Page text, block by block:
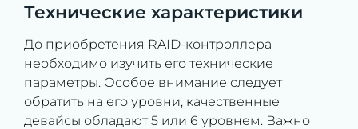
Технические характеристики
До приобретения RAID-контроллера
необходимо изучить его технические
параметры. Особое внимание следует
обратить на его уровни, качественные
девайсы обладают 5 или 6 уровнем. Важно